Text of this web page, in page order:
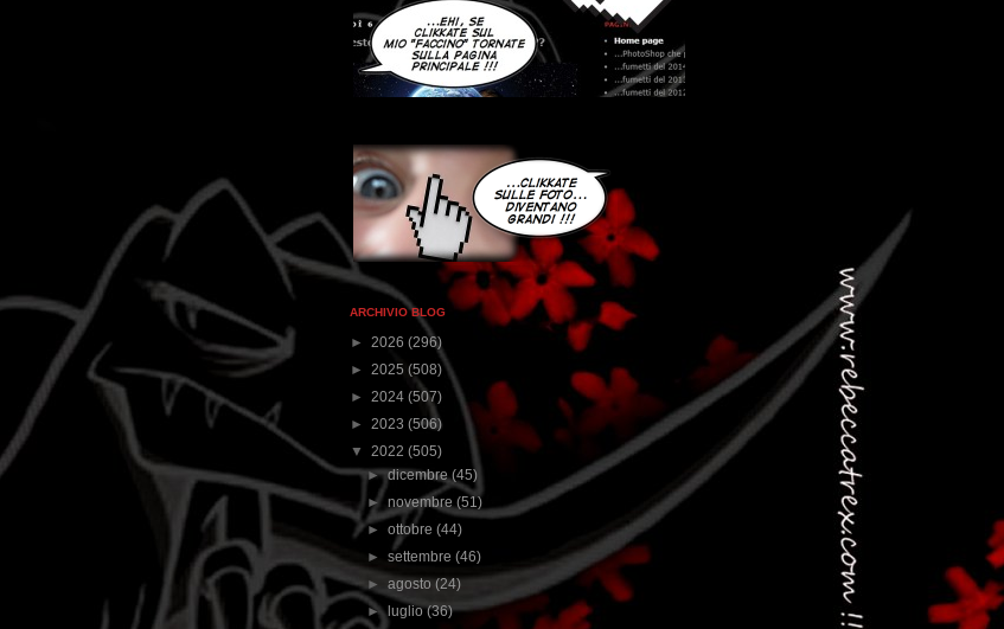
ARCHIVIO BLOG
► 2026 (296)
► 2025 (508)
► 2024 (507)
► 2023 (506)
▼ 2022 (505)
►dicembre(45)
►novembre(51)
►ottobre(44)
►settembre(46)
►agosto(24)
► luglio(36)